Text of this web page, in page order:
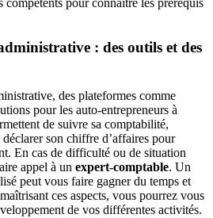
: des outils et des
des plateformes comme
pour les auto-entrepreneurs à
de suivre sa comptabilité,
déclarer son chiffre d’affaires pour
En cas de difficulté ou de situation
appel à un expert-comptable. Un
peut vous faire gagner du temps et
ces aspects, vous pourrez vous
de vos différentes activités.